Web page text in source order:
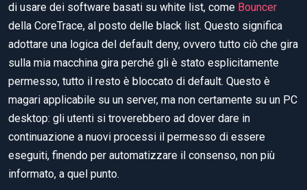
di usare dei software basati su white list, come Bouncer
della CoreTrace, al posto delle black list. Questo significa
adottare una logica del default deny, ovvero tutto ciò che gira
sulla mia macchina gira perché gli è stato esplicitamente
permesso, tutto il resto è bloccato di default. Questo è
magari applicabile su un server, ma non certamente su un PC
desktop: gli utenti si troverebbero ad dover dare in
continuazione a nuovi processi il permesso di essere
eseguiti, finendo per automatizzare il consenso, non più
informato, a quel punto.